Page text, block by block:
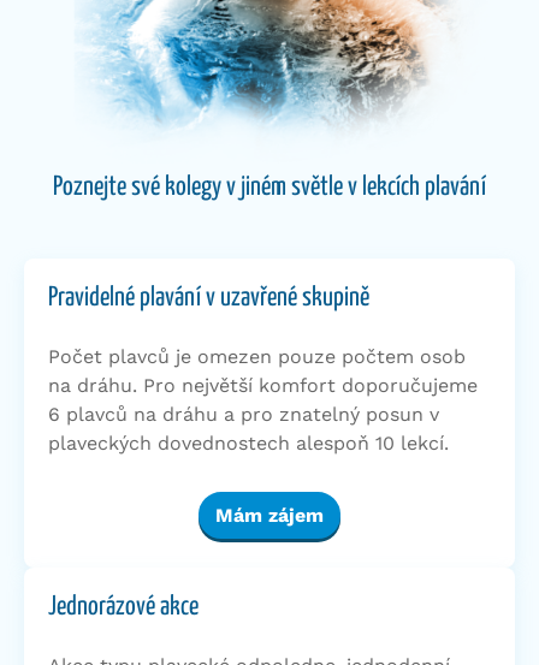
Poznejte své kolegy v jiném světle v lekcích plavání
Pravidelné plavání v uzavřené skupině
Počet plavců je omezen pouze počtem osob
na dráhu. Pro největší komfort doporučujeme
6 plavců na dráhu a pro znatelný posun v
plaveckých dovednostech alespoň 10 lekcí.
Mám zájem
Jednorázové akce